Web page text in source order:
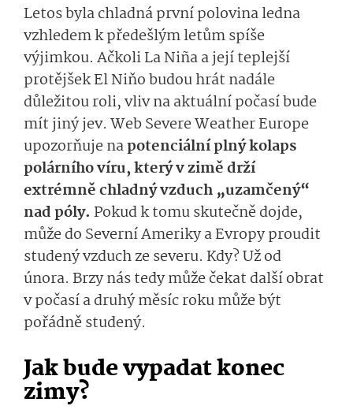
Letos byla chladná první polovina ledna
vzhledem k předešlým letům spíše
výjimkou. Ačkoli La Niña a její teplejší
protějšek El Niňo budou hrát nadále
důležitou roli, vliv na aktuální počasí bude
mít jiný jev. Web Severe Weather Europe
upozorňuje napotenciální plný kolaps
polárního víru, který v zimě drží
extrémně chladný vzduch „uzamčený“
nad póly. Pokud k tomu skutečně dojde,
může do Severní Ameriky a Evropy proudit
studený vzduch ze severu. Kdy? Už od
února. Brzy nás tedy může čekat další obrat
v počasí a druhý měsíc roku může být
pořádně studený.
Jak bude vypadat konec
zimy?